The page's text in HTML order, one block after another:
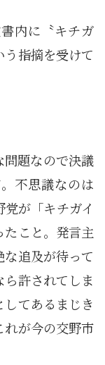
内に〝キチガ
指摘を受けて
問題なので決議
不思議なのは
党が「キチガイ
こと。発言主
追及が待って
許されてしま
てあるまじき
れが今の交野市